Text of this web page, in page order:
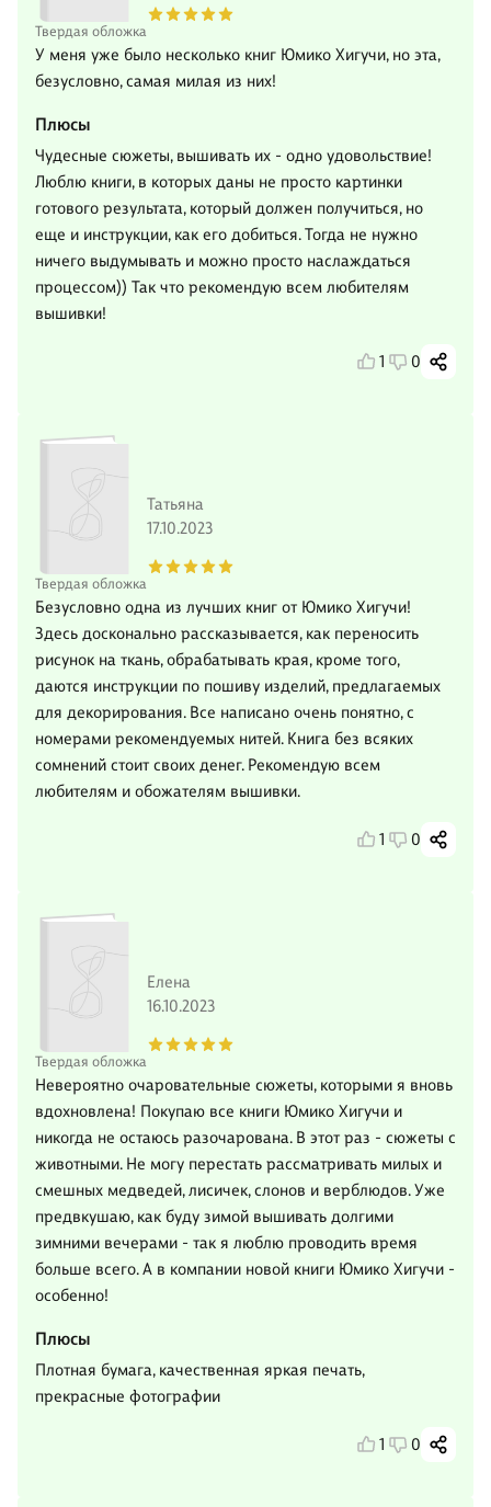
Твердая обложка
У меня уже было несколько книг Юмико Хигучи, но эта,
безусловно, самая милая из них!
Плюсы
Чудесные сюжеты, вышивать их - одно удовольствие!
Люблю книги, в которых даны не просто картинки
готового результата, который должен получиться, но
еще и инструкции, как его добиться. Тогда не нужно
ничего выдумывать и можно просто наслаждаться
процессом)) Так что рекомендую всем любителям
вышивки!
1 0
Твердая обложка
Татьяна
17.10.2023
Безусловно одна из лучших книг от Юмико Хигучи!
Здесь досконально рассказывается, как переносить
рисунок на ткань, обрабатывать края, кроме того,
даются инструкции по пошиву изделий, предлагаемых
для декорирования. Все написано очень понятно, с
номерами рекомендуемых нитей. Книга без всяких
сомнений стоит своих денег. Рекомендую всем
любителям и обожателям вышивки.
1 0
Твердая обложка
Елена
16.10.2023
Невероятно очаровательные сюжеты, которыми я вновь
вдохновлена! Покупаю все книги Юмико Хигучи и
никогда не остаюсь разочарована. В этот раз - сюжеты с
животными. Не могу перестать рассматривать милых и
смешных медведей, лисичек, слонов и верблюдов. Уже
предвкушаю, как буду зимой вышивать долгими
зимними вечерами - так я люблю проводить время
больше всего. А в компании новой книги Юмико Хигучи -
особенно!
Плюсы
Плотная бумага, качественная яркая печать,
прекрасные фотографии
1 0